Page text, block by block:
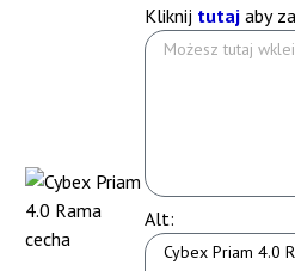
Kliknij tutajaby
Alt: